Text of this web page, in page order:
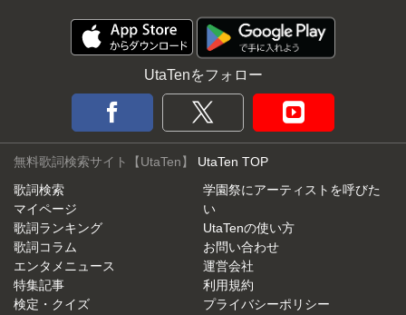
UtaTenをフォロー
無料歌詞検索サイト【UtaTen】 UtaTen TOP
歌詞検索
マイページ
歌詞ランキング
歌詞コラム
エンタメニュース
特集記事
検定・クイズ
学園祭にアーティストを呼びた
い
UtaTenの使い方
お問い合わせ
運営会社
利用規約
プライバシーポリシー